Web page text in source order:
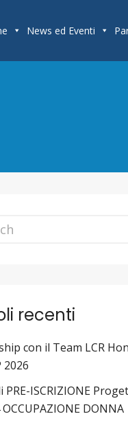
News ed Eventi
recenti
con il Team LCR
2026
PRE-ISCRIZIONE
DONNA